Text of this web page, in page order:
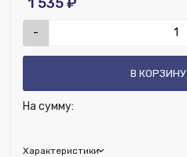
Характеристики
-
В КОРЗИНУ
На сумму: